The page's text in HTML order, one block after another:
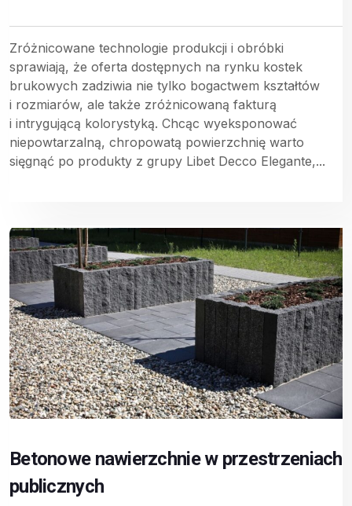
Zróżnicowane technologie produkcji i obróbki
sprawiają, że oferta dostępnych na rynku kostek
brukowych zadziwia nie tylko bogactwem kształtów
i rozmiarów, ale także zróżnicowaną fakturą
i intrygującą kolorystyką. Chcąc wyeksponować
niepowtarzalną, chropowatą powierzchnię warto
sięgnąć po produkty z grupy Libet Decco Elegante,...
Betonowe nawierzchnie w przestrzeniach
publicznych